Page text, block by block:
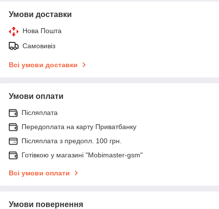
Умови доставки
Нова Пошта
Самовивіз
Всі умови доставки
Умови оплати
Післяплата
Передоплата на карту Приватбанку
Післяплата з предопл. 100 грн.
Готівкою у магазині "Mobimaster-gsm"
Всі умови оплати
Умови повернення